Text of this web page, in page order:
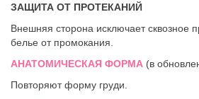
ЗАЩИТА ОТ ПРОТЕКАНИЙ
Внешняя сторона исключает сквозное
белье от промокания.
АНАТОМИЧЕСКАЯ ФОРМА (в
Повторяют форму груди.